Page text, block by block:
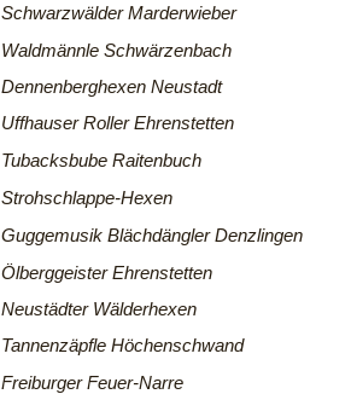
Schwarzwälder Marderwieber
Waldmännle Schwärzenbach
Dennenberghexen Neustadt
Uffhauser Roller Ehrenstetten
Tubacksbube Raitenbuch
Strohschlappe-Hexen
Guggemusik Blächdängler Denzlingen
Ölberggeister Ehrenstetten
Neustädter Wälderhexen
Tannenzäpfle Höchenschwand
Freiburger Feuer-Narre